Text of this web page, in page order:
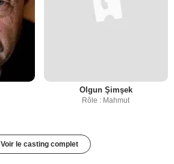
Olgun Şimşek
Rôle : Mahmut
Voir le casting complet